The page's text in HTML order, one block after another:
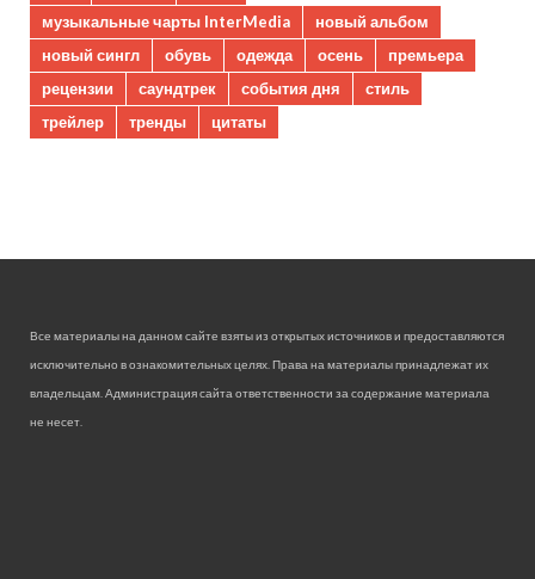
музыкальные чарты InterMedia
новый альбом
новый сингл
обувь одежда осень
премьера
рецензии
саундтрек события дня
стиль
трейлер
тренды цитаты
Все материалы на данном сайте взяты из открытых источников и предоставляются
исключительно в ознакомительных целях. Права на материалы принадлежат их
владельцам. Администрация сайта ответственности за содержание материала
не несет.